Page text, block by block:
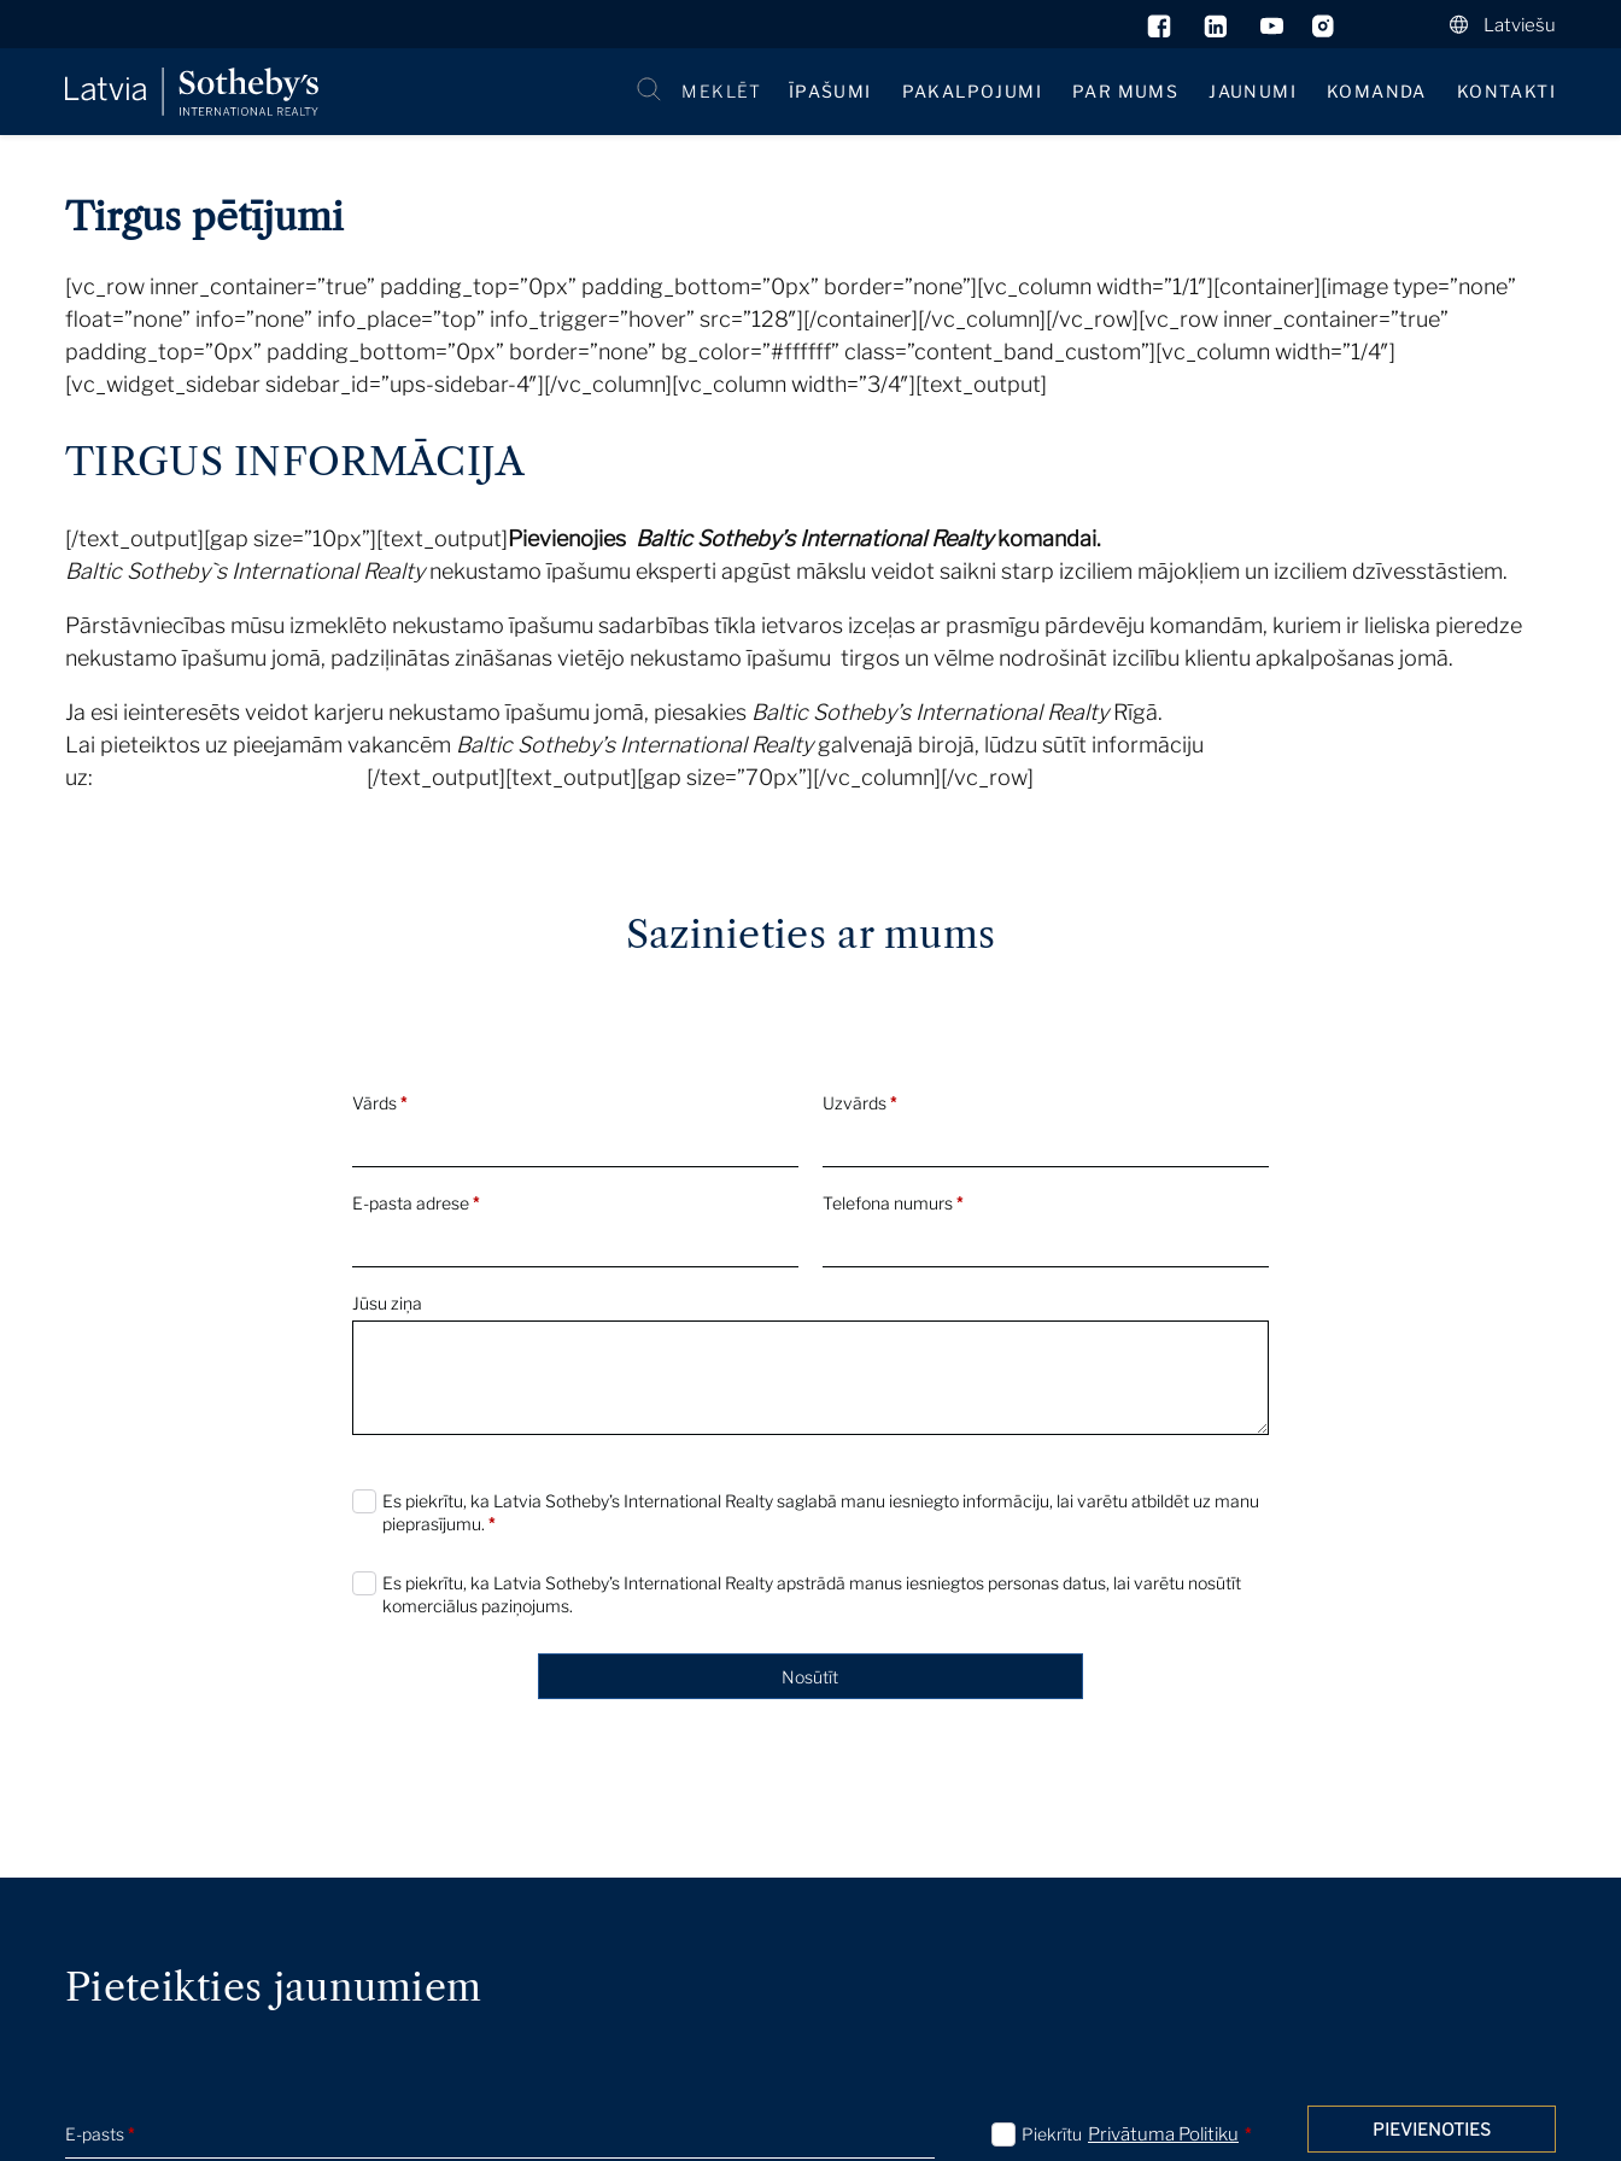
Latviešu
ĪPAŠUMI PAKALPOJUMI PAR MUMS JAUNUMI KOMANDA KONTAKTI
MEKLĒT
Tirgus pētījumi
[vc_row inner_container=”true” padding_top=”0px” padding_bottom=”0px” border=”none”][vc_column width=”1/1″][container][image type=”none”
float=”none” info=”none” info_place=”top” info_trigger=”hover” src=”128″][/container][/vc_column][/vc_row][vc_row inner_container=”true”
padding_top=”0px” padding_bottom=”0px” border=”none” bg_color=”#ffffff” class=”content_band_custom”][vc_column width=”1/4″]
[vc_widget_sidebar sidebar_id=”ups-sidebar-4″][/vc_column][vc_column width=”3/4″][text_output]
TIRGUS INFORMĀCIJA
[/text_output][gap size=”10px”][text_output] Pievienojies Baltic Sotheby’s International Realtykomandai.
Baltic Sotheby`s International Realtynekustamo īpašumu eksperti apgūst mākslu veidot saikni starp izciliem mājokļiem un izciliem dzīvesstāstiem.
Pārstāvniecības mūsu izmeklēto nekustamo īpašumu sadarbības tīkla ietvaros izceļas ar prasmīgu pārdevēju komandām, kuriem ir lieliska pieredze
nekustamo īpašumu jomā, padziļinātas zināšanas vietējo nekustamo īpašumu tirgos un vēlme nodrošināt izcilību klientu apkalpošanas jomā.
Ja esi ieinteresēts veidot karjeru nekustamo īpašumu jomā, piesakies Baltic Sotheby’s International RealtyRīgā.
Lai pieteiktos uz pieejamām vakancēm Baltic Sotheby’s International Realtygalvenajā birojā, lūdzu sūtīt informāciju
uz:
[/text_output][text_output][gap size=”70px”][/vc_column][/vc_row]
Sazinieties ar mums
Vārds* Uzvārds*
E-pasta adrese* Telefona numurs*
Jūsu ziņa
Es piekrītu, ka Latvia Sotheby’s International Realty saglabā manu iesniegto informāciju, lai varētu atbildēt uz manu
pieprasījumu. *
Es piekrītu, ka Latvia Sotheby’s International Realty apstrādā manus iesniegtos personas datus, lai varētu nosūtīt
komerciālus paziņojums.
Nosūtīt
Pieteikties jaunumiem
E-pasts* Piekrītu Privātuma Politiku * PIEVIENOTIES